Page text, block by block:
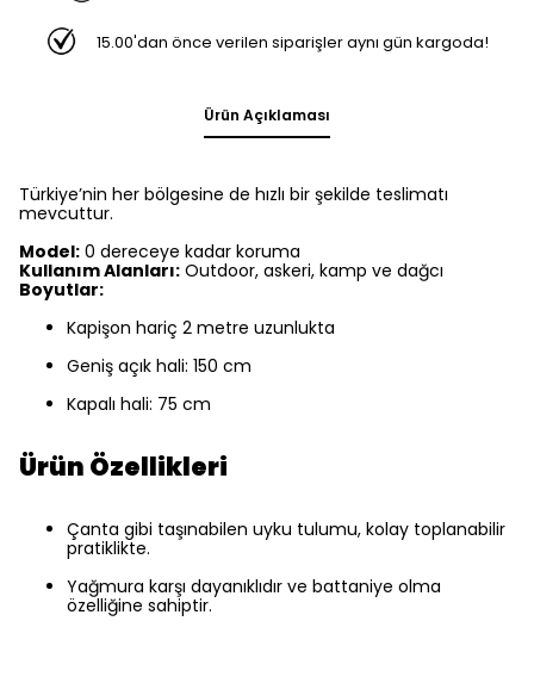
15.00'dan önce verilen siparişler aynı gün kargoda!
Ürün Açıklaması
Türkiye’nin her bölgesine de hızlı bir şekilde teslimatı
mevcuttur.
Model: 0 dereceye kadar koruma
Kullanım Alanları: Outdoor, askeri, kamp ve dağcı
Boyutlar:
Kapişon hariç 2 metre uzunlukta
Geniş açık hali: 150 cm
Kapalı hali: 75 cm
Ürün Özellikleri
Çanta gibi taşınabilen uyku tulumu, kolay toplanabilir
pratiklikte.
Yağmura karşı dayanıklıdır ve battaniye olma
özelliğine sahiptir.